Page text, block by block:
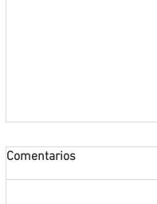
Comentarios